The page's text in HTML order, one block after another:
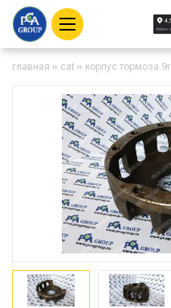
главная » cat » корпус тормоза